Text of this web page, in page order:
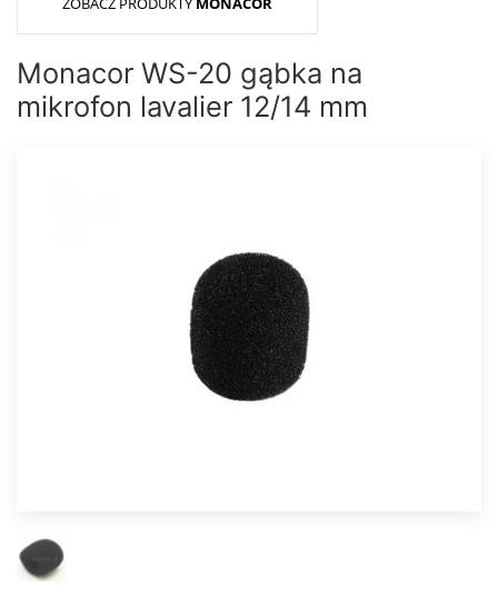
Monacor WS-20 gąbka na
mikrofon lavalier 12/14 mm